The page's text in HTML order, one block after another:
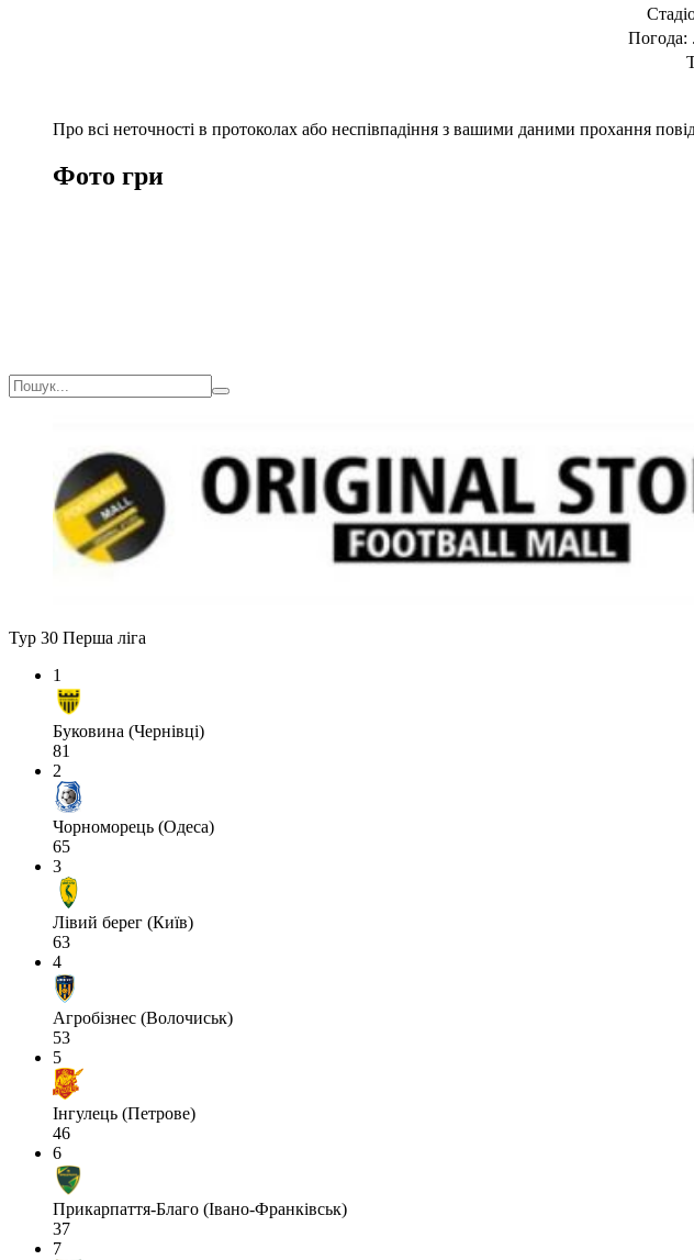
Погода:
Про всі неточності в протоколах або неспівпадіння з вашими даними прохання
Фото гри
Тур 30 Перша ліга
1
Буковина (Чернівці)
81
2
Чорноморець (Одеса)
65
3
Лівий берег (Київ)
63
4
Агробізнес (Волочиськ)
53
5
Інгулець (Петрове)
46
6
Прикарпаття-Благо (Івано-Франківськ)
37
7